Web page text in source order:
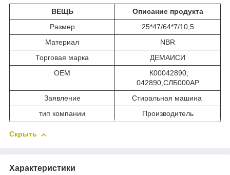
ВЕЩЬ
Описание продукта
Размер
25*47/64*7/10,5
Материал
NBR
Торговая марка
ДЕМАИСИ
ОЕМ
К00042890,
042890,СЛБ000АР
Заявление
Стиральная машина
тип компании
Производитель
Скрыть
Характеристики